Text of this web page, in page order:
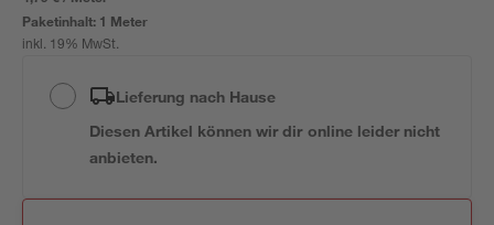
Paketinhalt: 1 Meter
inkl. 19% MwSt.
Lieferung nach Hause
Diesen Artikel können wir dir online leider nicht
anbieten.